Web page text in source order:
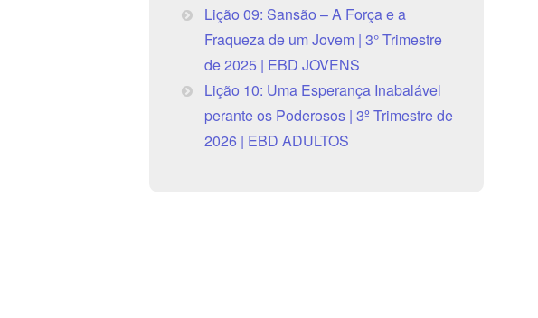
Lição 09: Sansão – A Força e a
Fraqueza de um Jovem | 3° Trimestre
de 2025 | EBD JOVENS
Lição 10: Uma Esperança Inabalável
perante os Poderosos | 3º Trimestre de
2026 | EBD ADULTOS